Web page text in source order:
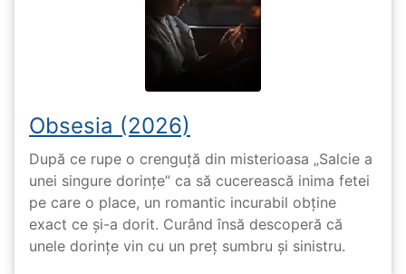
Obsesia (2026)
După ce rupe o crenguță din misterioasa „Salcie a
unei singure dorințe” ca să cucerească inima fetei
pe care o place, un romantic incurabil obține
exact ce și-a dorit. Curând însă descoperă că
unele dorințe vin cu un preț sumbru și sinistru.